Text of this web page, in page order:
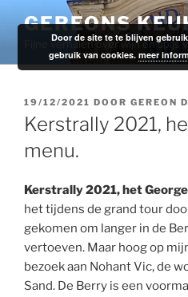
naar
inhoud
GEREONS
Fijne verhalen over wijn en spijs
GEPLAATST
OP
19/12/2021 DOOR GEREON
Kerstrally 2021,
menu.
Kerstrally 2021, het
het tijdens de grand tour
gekomen om langer in de
vertoeven. Maar hoog op
bezoek aan Nohant Vic, de
Sand. De Berry is een
Door de site te te blijven
gebruik van cookies.meer